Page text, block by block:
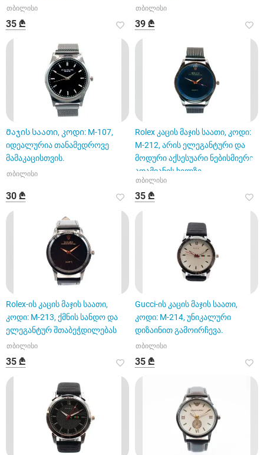
თბილისი
35 ₾
თბილისი
39 ₾
Მაჯის საათი, კოდი: M-107,
იდეალურია თანამედროვე
მამაკაცისთვის.
თბილისი
30 ₾
Rolex კაცის მაჯის საათი, კოდი:
M-212, არის ელეგანტური და
მოდური აქსესუარი ნებისმიერი
ადამიანის ხელზე
თბილისი
35 ₾
Rolex-ის კაცის მაჯის საათი,
კოდი: M-213, ქმნის სანდო და
ელეგანტურ შთაბეჭდილებას
თბილისი
35 ₾
Gucci-ის კაცის მაჯის საათი,
კოდი: M-214, უნიკალური
დიზაინით გამოირჩევა.
თბილისი
35 ₾